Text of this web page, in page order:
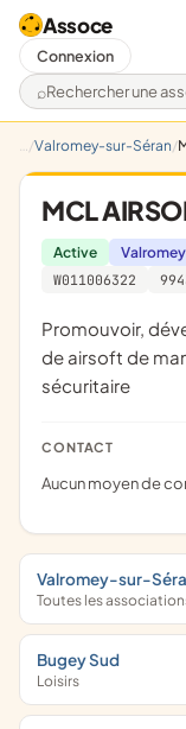
Assoce
Rechercher une
Connexion
Valromey-sur-Séran
MCL
Active
W011006322
promouvoir, développer, informer et initier pratique
de airsoft de
sécuritaire
CONTACT
Aucun moyen de
Valromey-sur-
Toutes les
Bugey Sud
Loisirs